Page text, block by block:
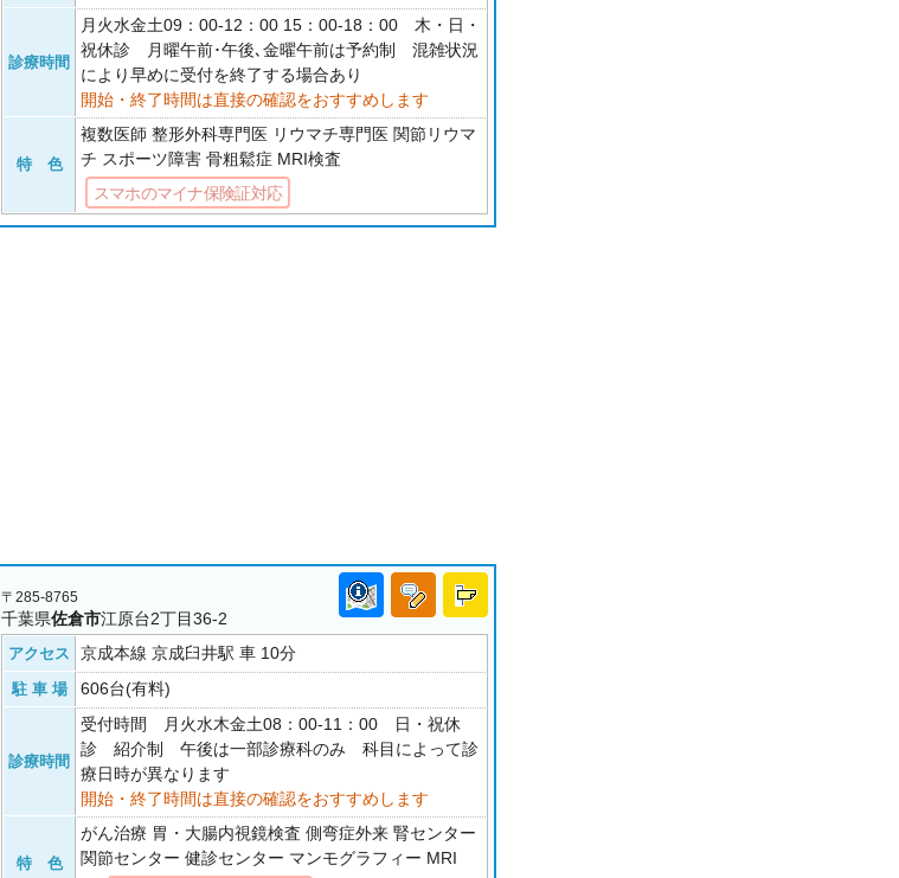
診療時間
月火水金土09：00-12：00 15：00-18：00 木・日・
祝休診 月曜午前･午後､金曜午前は予約制 混雑状況
により早めに受付を終了する場合あり
開始・終了時間は直接の確認をおすすめします
特 色
複数医師 整形外科専門医 リウマチ専門医 関節リウマ
チ スポーツ障害 骨粗鬆症 MRI検査
スマホのマイナ保険証対応
〒285-8765
千葉県佐倉市江原台2丁目36-2
アクセス 京成本線 京成臼井駅 車 10分
駐 車 場 606台(有料)
診療時間
受付時間 月火水木金土08：00-11：00 日・祝休
診 紹介制 午後は一部診療科のみ 科目によって診
療日時が異なります
開始・終了時間は直接の確認をおすすめします
特 色
がん治療 胃・大腸内視鏡検査 側弯症外来 腎センター
関節センター 健診センター マンモグラフィー MRI